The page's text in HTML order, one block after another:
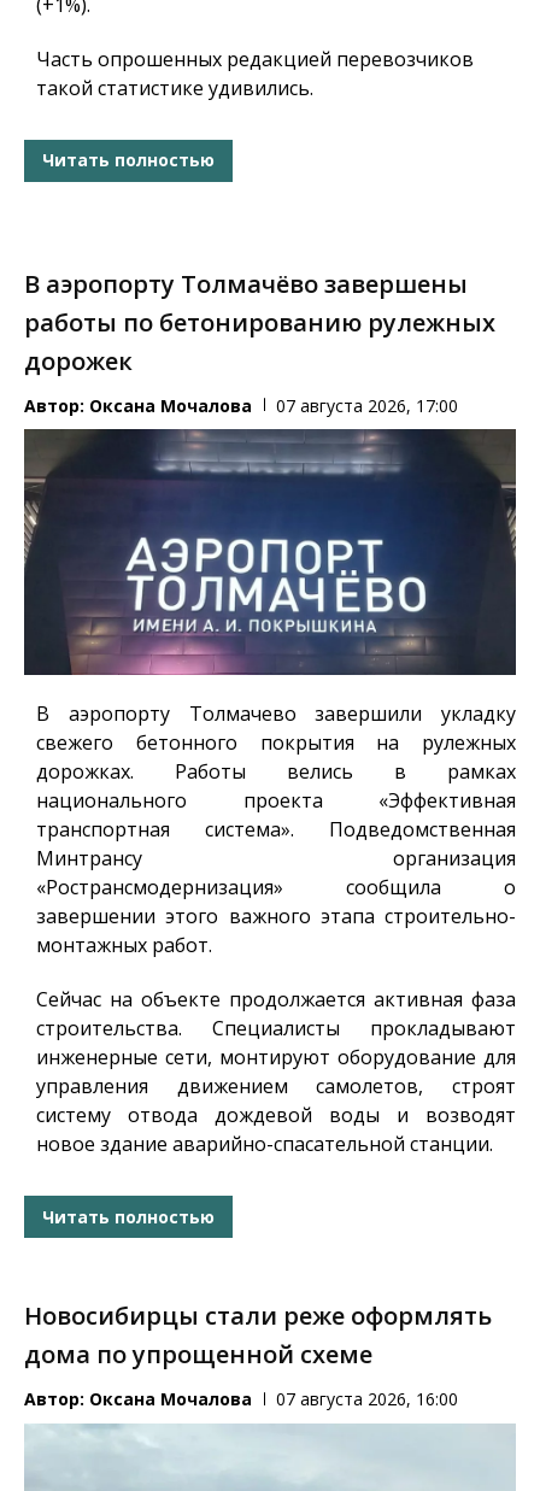
Часть опрошенных редакцией перевозчиков
такой статистике удивились.
Читать полностью
В аэропорту Толмачёво завершены
работы по бетонированию рулежных
дорожек
Автор: Оксана Мочалова 07 августа 2026, 17:00
В аэропорту Толмачево завершили укладку
свежего бетонного покрытия на рулежных
дорожках. Работы велись в рамках
национального проекта «Эффективная
транспортная система». Подведомственная
Минтрансу организация
«Ространсмодернизация» сообщила о
завершении этого важного этапа строительно-
монтажных работ.
Сейчас на объекте продолжается активная фаза
строительства. Специалисты прокладывают
инженерные сети, монтируют оборудование для
управления движением самолетов, строят
систему отвода дождевой воды и возводят
новое здание аварийно-спасательной станции.
Читать полностью
Новосибирцы стали реже оформлять
дома по упрощенной схеме
Автор: Оксана Мочалова 07 августа 2026, 16:00